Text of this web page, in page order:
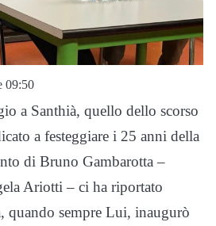
09:50
a Santhià, quello dello scorso
a festeggiare i 25 anni della
di Bruno Gambarotta –
Ariotti – ci ha riportato
quando sempre Lui, inaugurò